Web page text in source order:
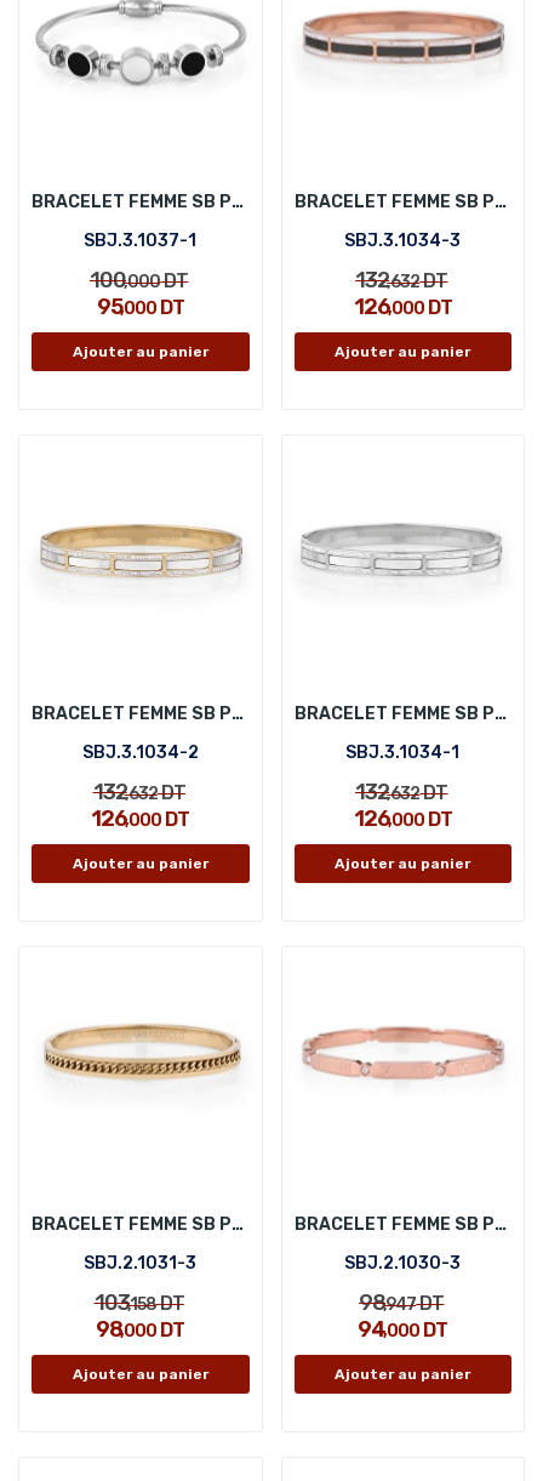
BRACELET FEMME SB POLO SBJ.3.1037-1
SBJ.3.1037-1
100,000DT
95,000DT
Ajouter au panier
BRACELET FEMME SB POLO SBJ.3.1034-3
SBJ.3.1034-3
132,632DT
126,000DT
Ajouter au panier
BRACELET FEMME SB POLO SBJ.3.1034-2
SBJ.3.1034-2
132,632DT
126,000 DT
Ajouter au panier
BRACELET FEMME SB POLO SBJ.3.1034-1
SBJ.3.1034-1
132,632DT
126,000DT
Ajouter au panier
BRACELET FEMME SB POLO SBJ.2.1031-3
SBJ.2.1031-3
103,158DT
98,000 DT
Ajouter au panier
BRACELET FEMME SB POLO SBJ.2.1030-3
SBJ.2.1030-3
98,947DT
94,000 DT
Ajouter au panier